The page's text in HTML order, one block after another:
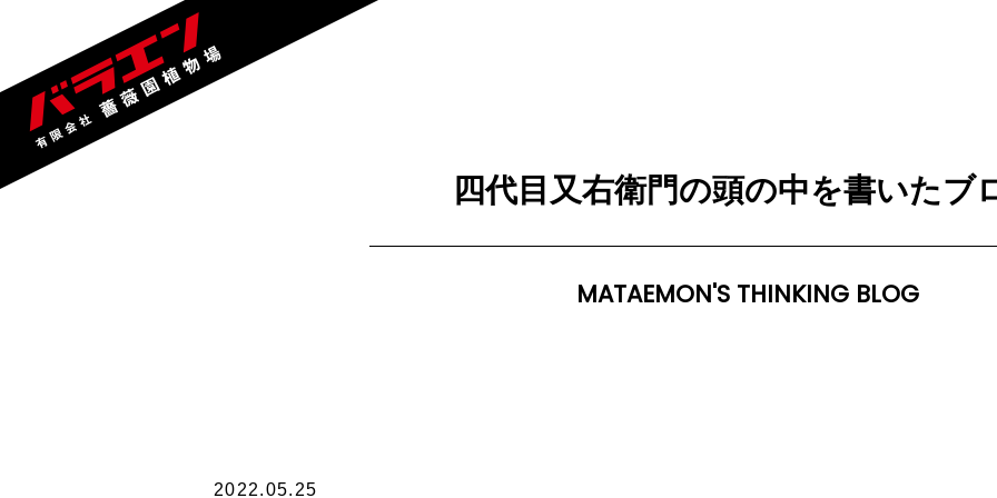
四代目又右衛門の頭の中を書いたブ
MATAEMON'S THINKING BLOG
2022.05.25